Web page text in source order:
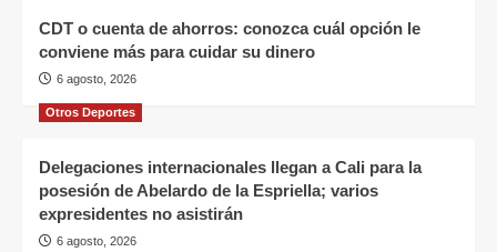
CDT o cuenta de ahorros: conozca cuál opción le
conviene más para cuidar su dinero
6 agosto, 2026
Otros Deportes
Delegaciones internacionales llegan a Cali para la
posesión de Abelardo de la Espriella; varios
expresidentes no asistirán
6 agosto, 2026